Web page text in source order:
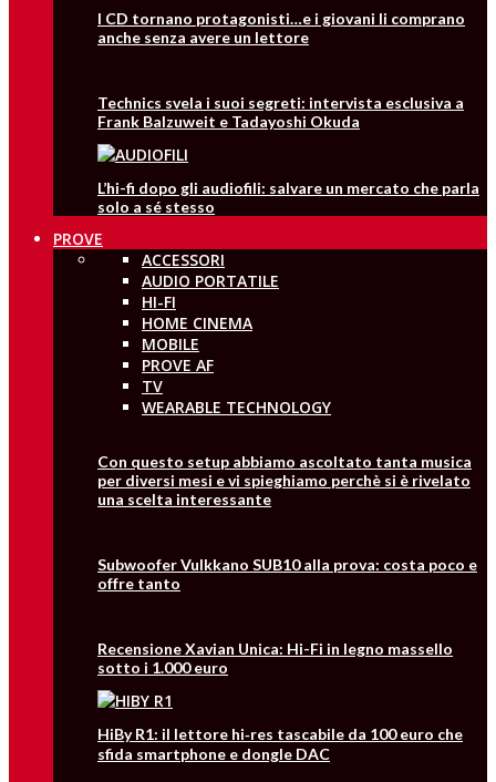
I CD tornano protagonisti…e i giovani li comprano
anche senza avere un lettore
Technics svela i suoi segreti: intervista esclusiva a
Frank Balzuweit e Tadayoshi Okuda
L’hi-fi dopo gli audiofili: salvare un mercato che parla
solo a sé stesso
PROVE
ACCESSORI
AUDIO PORTATILE
HI-FI
HOME CINEMA
MOBILE
PROVE AF
TV
WEARABLE TECHNOLOGY
Con questo setup abbiamo ascoltato tanta musica
per diversi mesi e vi spieghiamo perchè si è rivelato
una scelta interessante
Subwoofer Vulkkano SUB10 alla prova: costa poco e
offre tanto
Recensione Xavian Unica: Hi-Fi in legno massello
sotto i 1.000 euro
HiBy R1: il lettore hi‑res tascabile da 100 euro che
sfida smartphone e dongle DAC